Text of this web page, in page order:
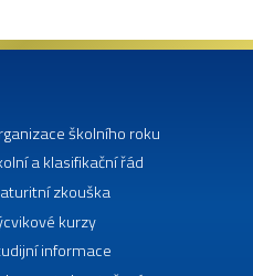
školního roku
a klasifikační řád
zkouška
kurzy
informace